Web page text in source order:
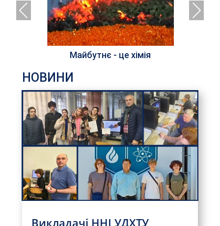
Майбутнє - це хімія
Previous Next
НОВИНИ
Викладачі ННІ УДХТУ